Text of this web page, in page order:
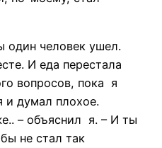
человек ушел.
И еда перестала
вопросов, пока я
и думал плохое.
– объяснил я. – И ты
не стал так